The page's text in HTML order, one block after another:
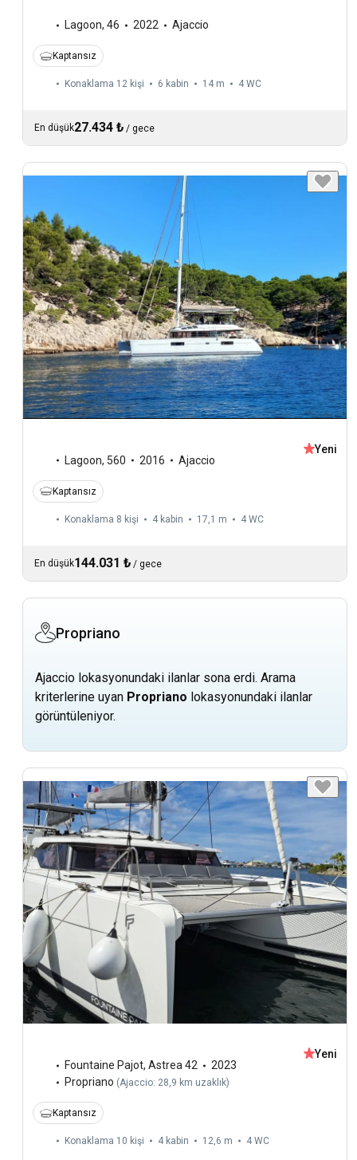
Lagoon, 46 2022 Ajaccio
Kaptansız
Konaklama 12 kişi 6 kabin 14 m 4 WC
En düşük27.434 ₺ / gece
Lagoon, 560 2016 Ajaccio
Yeni
Kaptansız
Konaklama 8 kişi 4 kabin 17,1 m 4 WC
En düşük144.031 ₺ / gece
Propriano
Ajaccio lokasyonundaki ilanlar sona erdi. Arama
kriterlerine uyan Propriano lokasyonundaki ilanlar
görüntüleniyor.
Fountaine Pajot, Astrea 42
2023
Propriano (Ajaccio: 28,9 km uzaklık)
Yeni
Kaptansız
Konaklama 10 kişi 4 kabin 12,6 m 4 WC